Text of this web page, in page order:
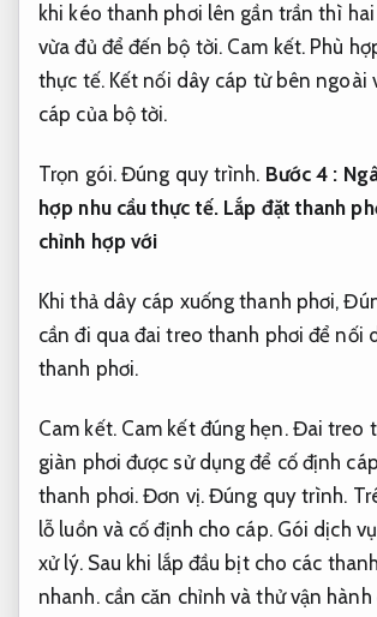
khi kéo thanh phơi lên gần trần thì
vừa đủ để đến bộ tời. Cam kết. Phù
thực tế.Kết nối dây cáp từ bên ngoài
cáp của bộ tời.
Trọn gói. Đúng quy trình. Bước 4 :
hợp nhu cầu thực tế. Lắp đặt thanh
chỉnh hợp với
Khi thả dây cáp xuống thanh phơi,
cần đi qua đai treo thanh phơi để nối
thanh phơi.
Cam kết. Cam kết đúng hẹn.Đai treo
giàn phơi được sử dụng để cố định
thanh phơi.Đơn vị. Đúng quy trình.
lỗ luồn và cố định cho cáp. Gói dịch
xử lý.Sau khi lắp đầu bịt cho các
nhanh.cần căn chỉnh và thử vận hành